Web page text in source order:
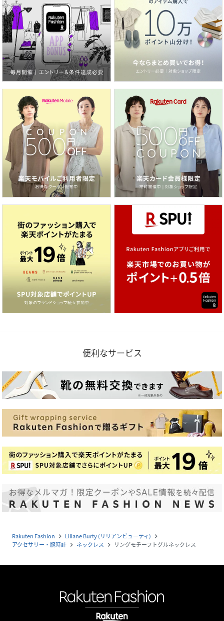
便利なサービス
Rakuten Fashion navigate_next Liliane Burty (リリアンビューティ) navigate_next
アクセサリー・腕時計 navigate_next ネックレス navigate_next リングモチーフトグルネックレス